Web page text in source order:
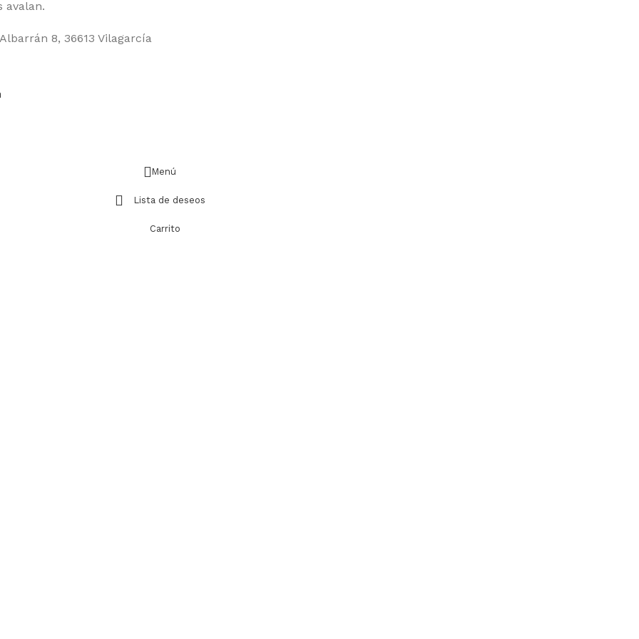
avalan.
8, 36613 Vilagarcía
Menú
Lista de deseos
Carrito